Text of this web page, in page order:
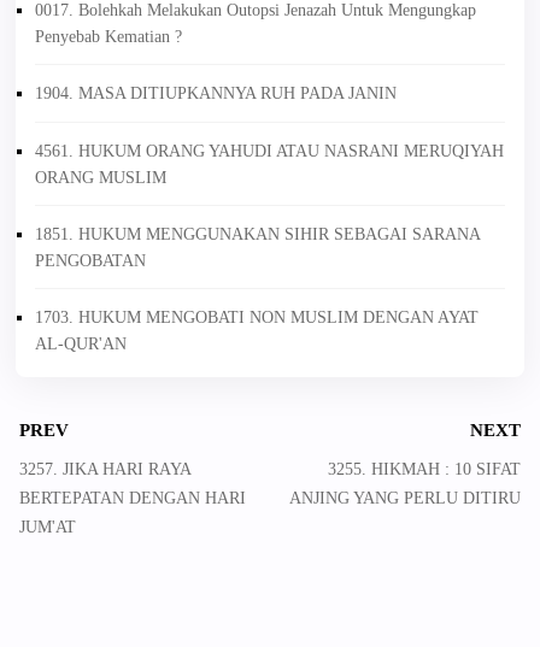
0017. Bolehkah Melakukan Outopsi Jenazah Untuk Mengungkap
Penyebab Kematian ?
1904. MASA DITIUPKANNYA RUH PADA JANIN
4561. HUKUM ORANG YAHUDI ATAU NASRANI MERUQIYAH
ORANG MUSLIM
1851. HUKUM MENGGUNAKAN SIHIR SEBAGAI SARANA
PENGOBATAN
1703. HUKUM MENGOBATI NON MUSLIM DENGAN AYAT
AL-QUR'AN
PREV
3257. JIKA HARI RAYA
BERTEPATAN DENGAN HARI
JUM'AT
NEXT
3255. HIKMAH : 10 SIFAT
ANJING YANG PERLU DITIRU